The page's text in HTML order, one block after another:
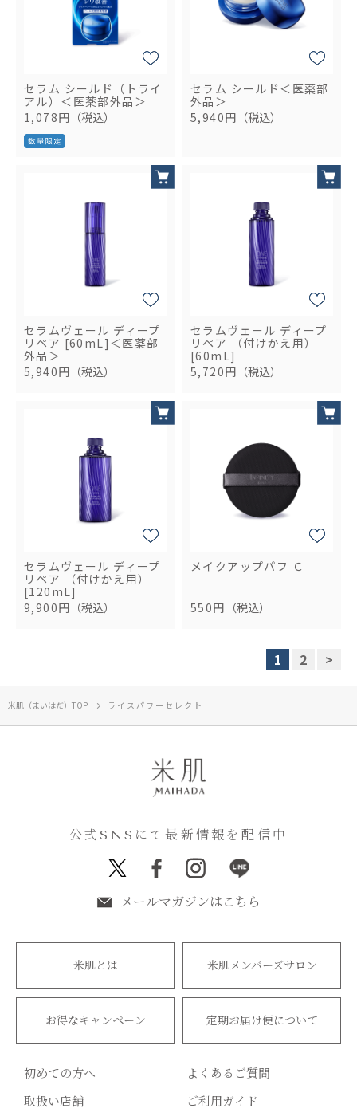
セラム シールド（トライ
アル）＜医薬部外品＞
1,078円 （税込）
セラム シールド＜医薬部
外品＞
5,940円 （税込）
セラムヴェール ディープ
リペア [60mL]＜医薬部
外品＞
5,940円 （税込）
セラムヴェール ディープ
リペア （付けかえ用）
[60mL]
5,720円 （税込）
セラムヴェール ディープ
リペア （付けかえ用）
[120mL]
9,900円 （税込）
メイクアップパフ Ｃ
550円 （税込）
1 2 >
米肌（まいはだ）TOP ライスパワーセレクト
公式SNSにて最新情報を配信中
メールマガジンはこちら
米肌とは 米肌メンバーズサロン
お得なキャンペーン 定期お届け便について
初めての方へ
よくあるご質問
取扱い店舗
ご利用ガイド